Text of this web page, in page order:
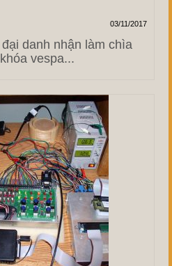
03/11/2017
danh nhận làm chìa
vespa...